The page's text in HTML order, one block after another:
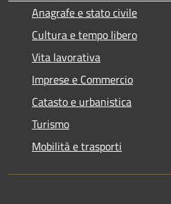
Anagrafe e stato civile
Cultura e tempo libero
Vita lavorativa
Imprese e Commercio
Catasto e urbanistica
Turismo
Mobilità e trasporti